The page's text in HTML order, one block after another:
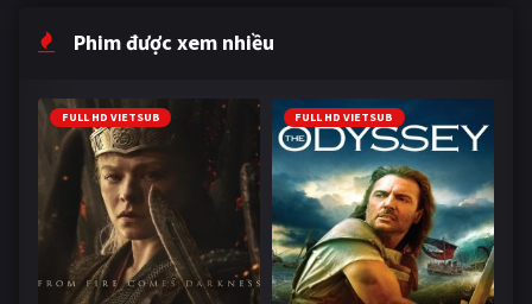
Phim được xem nhiều
FULL HD VIETSUB FULL HD VIETSUB